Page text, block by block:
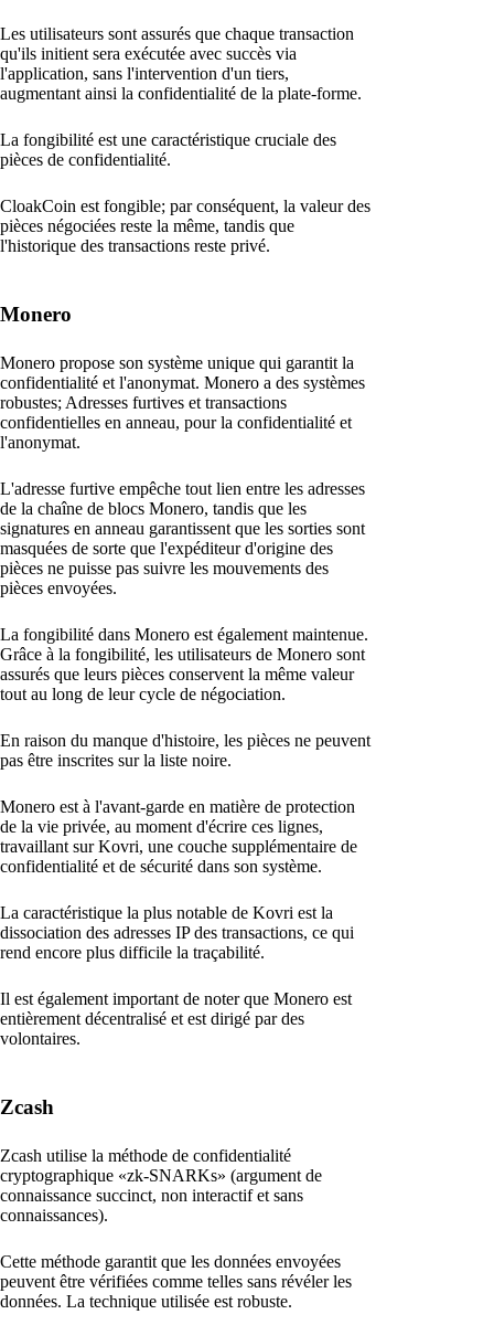
Les utilisateurs sont assurés que chaque transaction
qu'ils initient sera exécutée avec succès via
l'application, sans l'intervention d'un tiers,
augmentant ainsi la confidentialité de la plate-forme.
La fongibilité est une caractéristique cruciale des
pièces de confidentialité.
CloakCoin est fongible; par conséquent, la valeur des
pièces négociées reste la même, tandis que
l'historique des transactions reste privé.
Monero
Monero propose son système unique qui garantit la
confidentialité et l'anonymat. Monero a des systèmes
robustes; Adresses furtives et transactions
confidentielles en anneau, pour la confidentialité et
l'anonymat.
L'adresse furtive empêche tout lien entre les adresses
de la chaîne de blocs Monero, tandis que les
signatures en anneau garantissent que les sorties sont
masquées de sorte que l'expéditeur d'origine des
pièces ne puisse pas suivre les mouvements des
pièces envoyées.
La fongibilité dans Monero est également maintenue.
Grâce à la fongibilité, les utilisateurs de Monero sont
assurés que leurs pièces conservent la même valeur
tout au long de leur cycle de négociation.
En raison du manque d'histoire, les pièces ne peuvent
pas être inscrites sur la liste noire.
Monero est à l'avant-garde en matière de protection
de la vie privée, au moment d'écrire ces lignes,
travaillant sur Kovri, une couche supplémentaire de
confidentialité et de sécurité dans son système.
La caractéristique la plus notable de Kovri est la
dissociation des adresses IP des transactions, ce qui
rend encore plus difficile la traçabilité.
Il est également important de noter que Monero est
entièrement décentralisé et est dirigé par des
volontaires.
Zcash
Zcash utilise la méthode de confidentialité
cryptographique «zk-SNARKs» (argument de
connaissance succinct, non interactif et sans
connaissances).
Cette méthode garantit que les données envoyées
peuvent être vérifiées comme telles sans révéler les
données. La technique utilisée est robuste.